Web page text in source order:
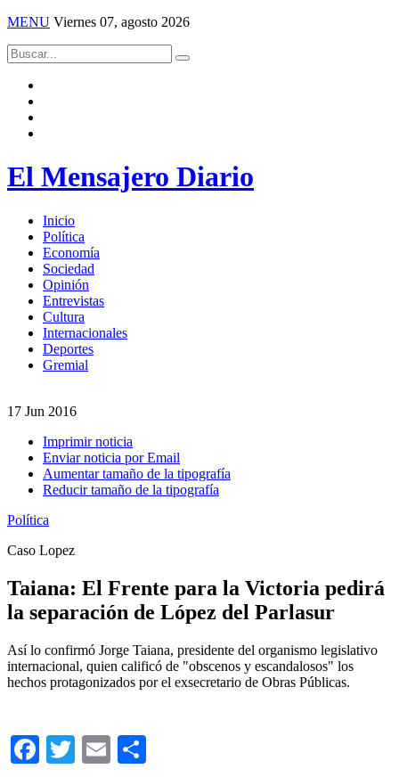
MENU Viernes 07, agosto 2026
El Mensajero Diario
Inicio
Política
Economía
Sociedad
Opinión
Entrevistas
Cultura
Internacionales
Deportes
Gremial
17 Jun 2016
Imprimir noticia
Enviar noticia por Email
Aumentar tamaño de la tipografía
Reducir tamaño de la tipografía
Política
Caso Lopez
Taiana: El Frente para la Victoria pedirá
la separación de López del Parlasur
Así lo confirmó Jorge Taiana, presidente del organismo legislativo
internacional, quien calificó de "obscenos y escandalosos" los
hechos protagonizados por el exsecretario de Obras Públicas.
Facebook
TwitterEmail